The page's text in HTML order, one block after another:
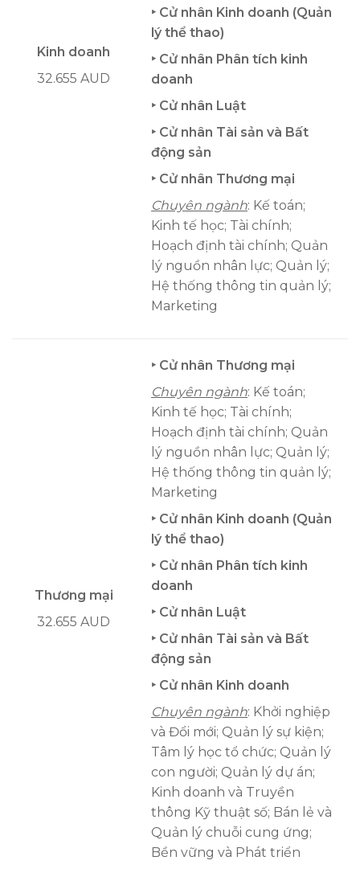
Kinh doanh
32.655 AUD
‣ Cử nhân Kinh doanh (Quản
lý thể thao)
‣ Cử nhân Phân tích kinh
doanh
‣ Cử nhân Luật
‣ Cử nhân Tài sản và Bất
động sản
‣ Cử nhân Thương mại
Chuyên ngành: Kế toán;
Kinh tế học; Tài chính;
Hoạch định tài chính; Quản
lý nguồn nhân lực; Quản lý;
Hệ thống thông tin quản lý;
Marketing
Thương mại
32.655 AUD
‣ Cử nhân Thương mại
Chuyên ngành: Kế toán;
Kinh tế học; Tài chính;
Hoạch định tài chính; Quản
lý nguồn nhân lực; Quản lý;
Hệ thống thông tin quản lý;
Marketing
‣ Cử nhân Kinh doanh (Quản
lý thể thao)
‣ Cử nhân Phân tích kinh
doanh
‣ Cử nhân Luật
‣ Cử nhân Tài sản và Bất
động sản
‣ Cử nhân Kinh doanh
Chuyên ngành: Khởi nghiệp
và Đổi mới; Quản lý sự kiện;
Tâm lý học tổ chức; Quản lý
con người; Quản lý dự án;
Kinh doanh và Truyền
thông Kỹ thuật số; Bán lẻ và
Quản lý chuỗi cung ứng;
Bền vững và Phát triển